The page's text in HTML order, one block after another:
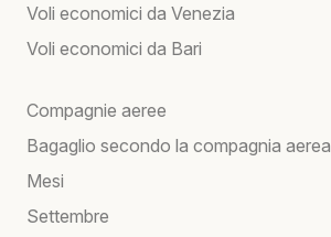
Voli economici da Venezia
Voli economici da Bari
Compagnie aeree
Bagaglio secondo la compagnia aerea
Mesi
Settembre